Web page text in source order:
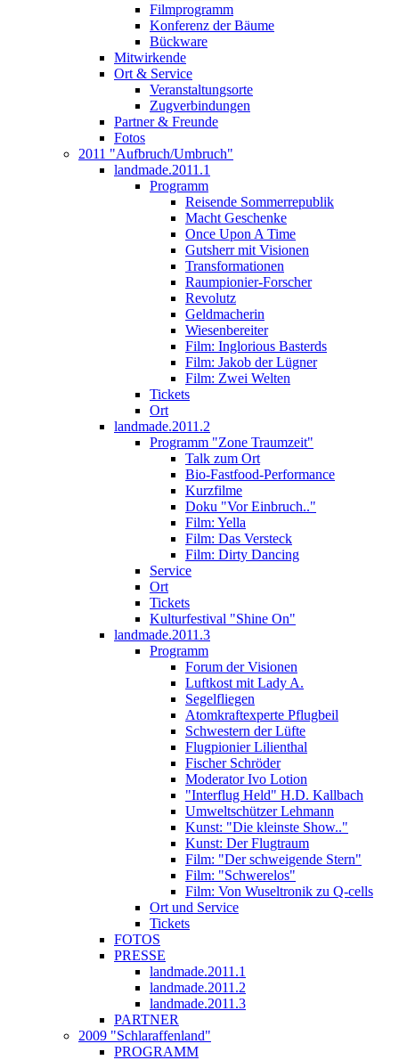
Filmprogramm
Konferenz der Bäume
Bückware
Mitwirkende
Ort & Service
Veranstaltungsorte
Zugverbindungen
Partner & Freunde
Fotos
2011 "Aufbruch/Umbruch"
landmade.2011.1
Programm
Reisende Sommerrepublik
Macht Geschenke
Once Upon A Time
Gutsherr mit Visionen
Transformationen
Raumpionier-Forscher
Revolutz
Geldmacherin
Wiesenbereiter
Film: Inglorious Basterds
Film: Jakob der Lügner
Film: Zwei Welten
Tickets
Ort
landmade.2011.2
Programm "Zone Traumzeit"
Talk zum Ort
Bio-Fastfood-Performance
Kurzfilme
Doku "Vor Einbruch.."
Film: Yella
Film: Das Versteck
Film: Dirty Dancing
Service
Ort
Tickets
Kulturfestival "Shine On"
landmade.2011.3
Programm
Forum der Visionen
Luftkost mit Lady A.
Segelfliegen
Atomkraftexperte Pflugbeil
Schwestern der Lüfte
Flugpionier Lilienthal
Fischer Schröder
Moderator Ivo Lotion
"Interflug Held" H.D. Kallbach
Umweltschützer Lehmann
Kunst: "Die kleinste Show.."
Kunst: Der Flugtraum
Film: "Der schweigende Stern"
Film: "Schwerelos"
Film: Von Wuseltronik zu Q-cells
Ort und Service
Tickets
FOTOS
PRESSE
landmade.2011.1
landmade.2011.2
landmade.2011.3
PARTNER
2009 "Schlaraffenland"
PROGRAMM